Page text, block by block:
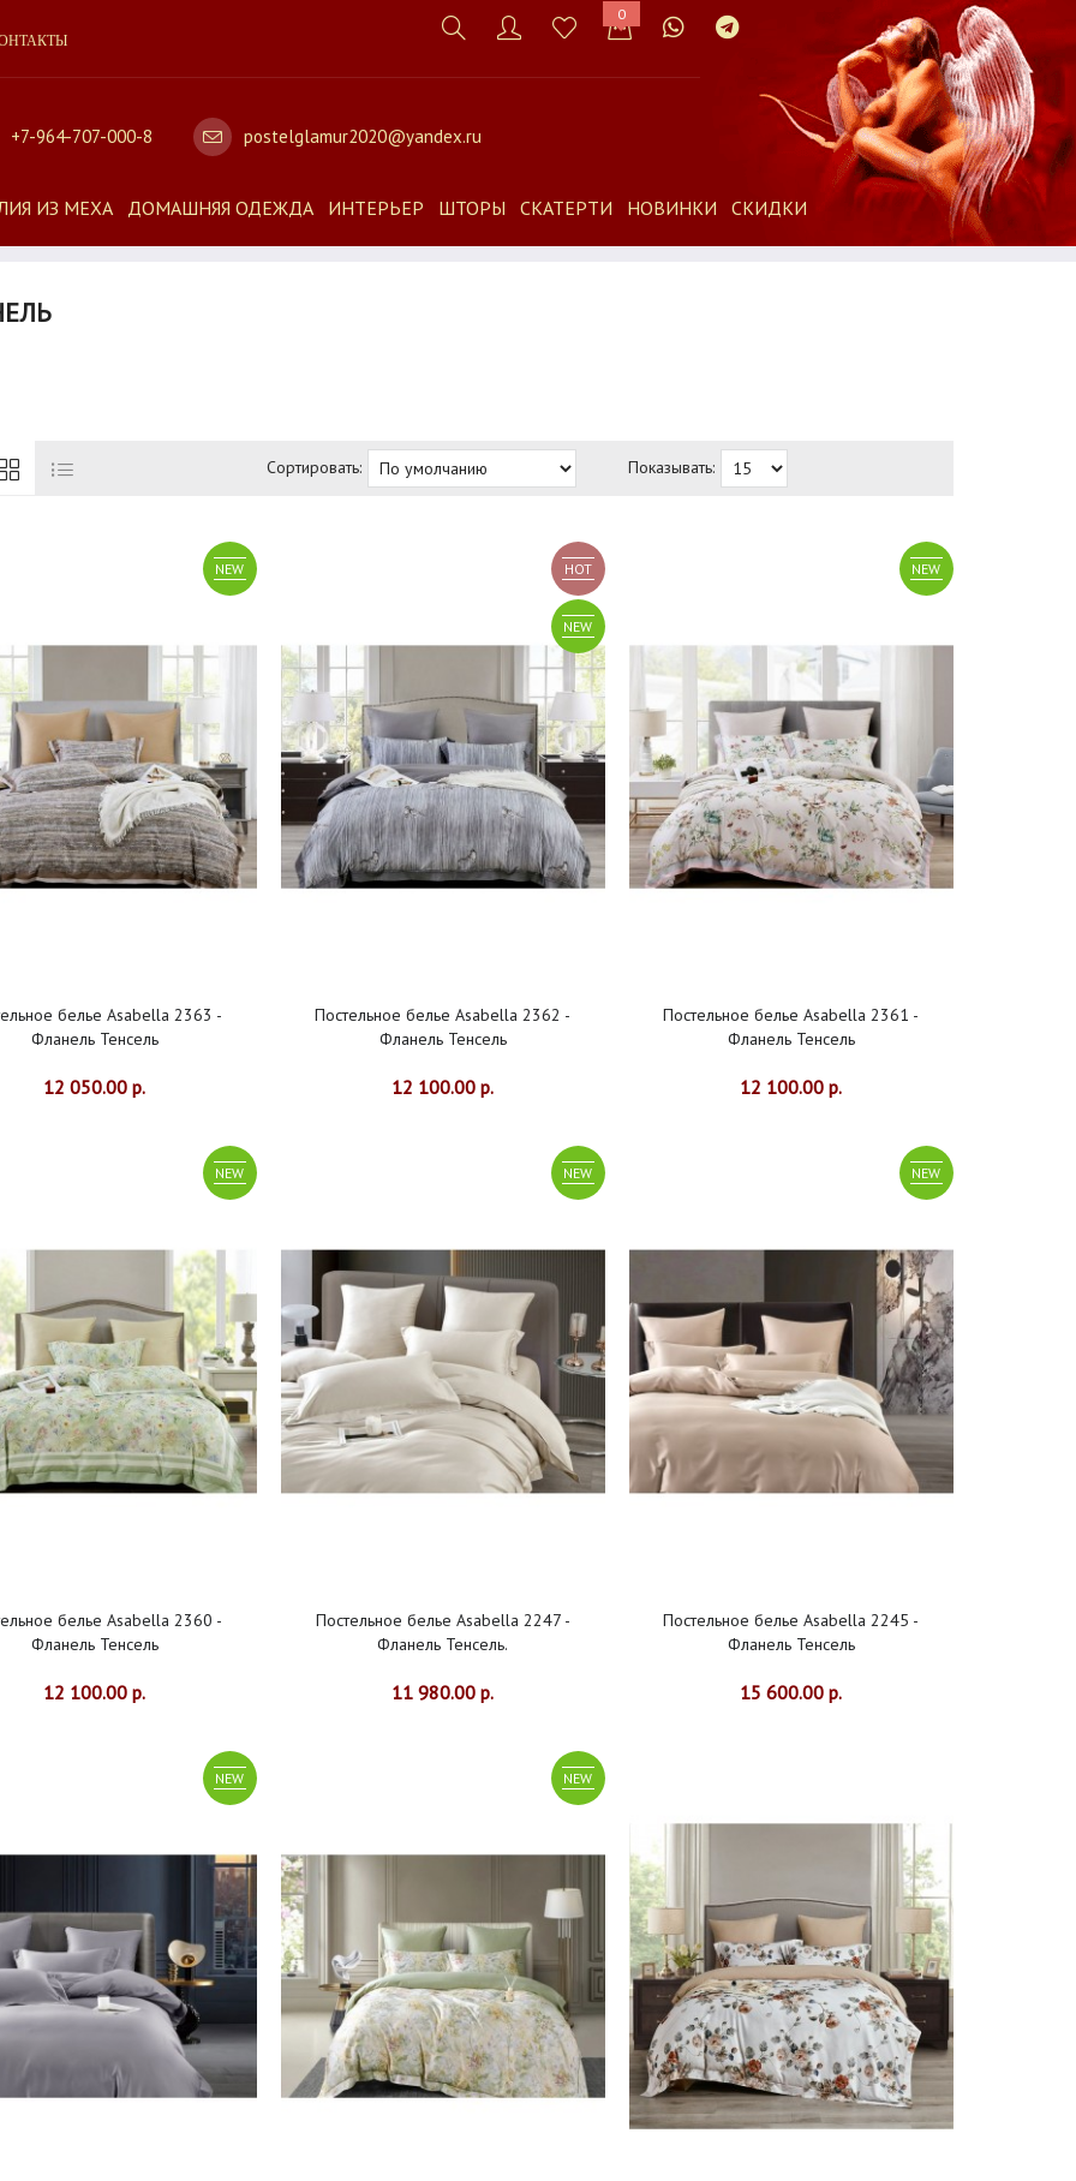
0
+7-964-707-000-8 postelglamur2020@yandex.ru
ИЗ МЕХА ДОМАШНЯЯ ОДЕЖДА ИНТЕРЬЕР ШТОРЫ СКАТЕРТИ НОВИНКИ СКИДКИ
Сортировать: Показывать:
NEW
белье Asabella 2363 -
Фланель Тенсель
12 050.00 р.
HOT
NEW
Постельное белье Asabella 2362 -
Фланель Тенсель
12 100.00 р.
NEW
Постельное белье Asabella 2361 -
Фланель Тенсель
12 100.00 р.
NEW
белье Asabella 2360 -
Фланель Тенсель
12 100.00 р.
NEW
Постельное белье Asabella 2247 -
Фланель Тенсель.
11 980.00 р.
NEW
Постельное белье Asabella 2245 -
Фланель Тенсель
15 600.00 р.
NEW NEW